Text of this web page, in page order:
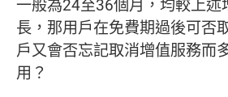
一般為24至36個月，均較上述
長，那用戶在免費期過後可否
戶又會否忘記取消增值服務而
用？